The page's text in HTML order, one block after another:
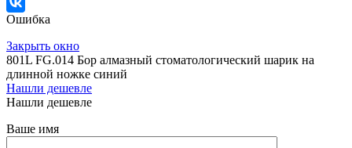
Ошибка
Закрыть окно
801L FG.014 Бор алмазный стоматологический шарик на
длинной ножке синий
Нашли дешевле
Нашли дешевле
Ваше имя